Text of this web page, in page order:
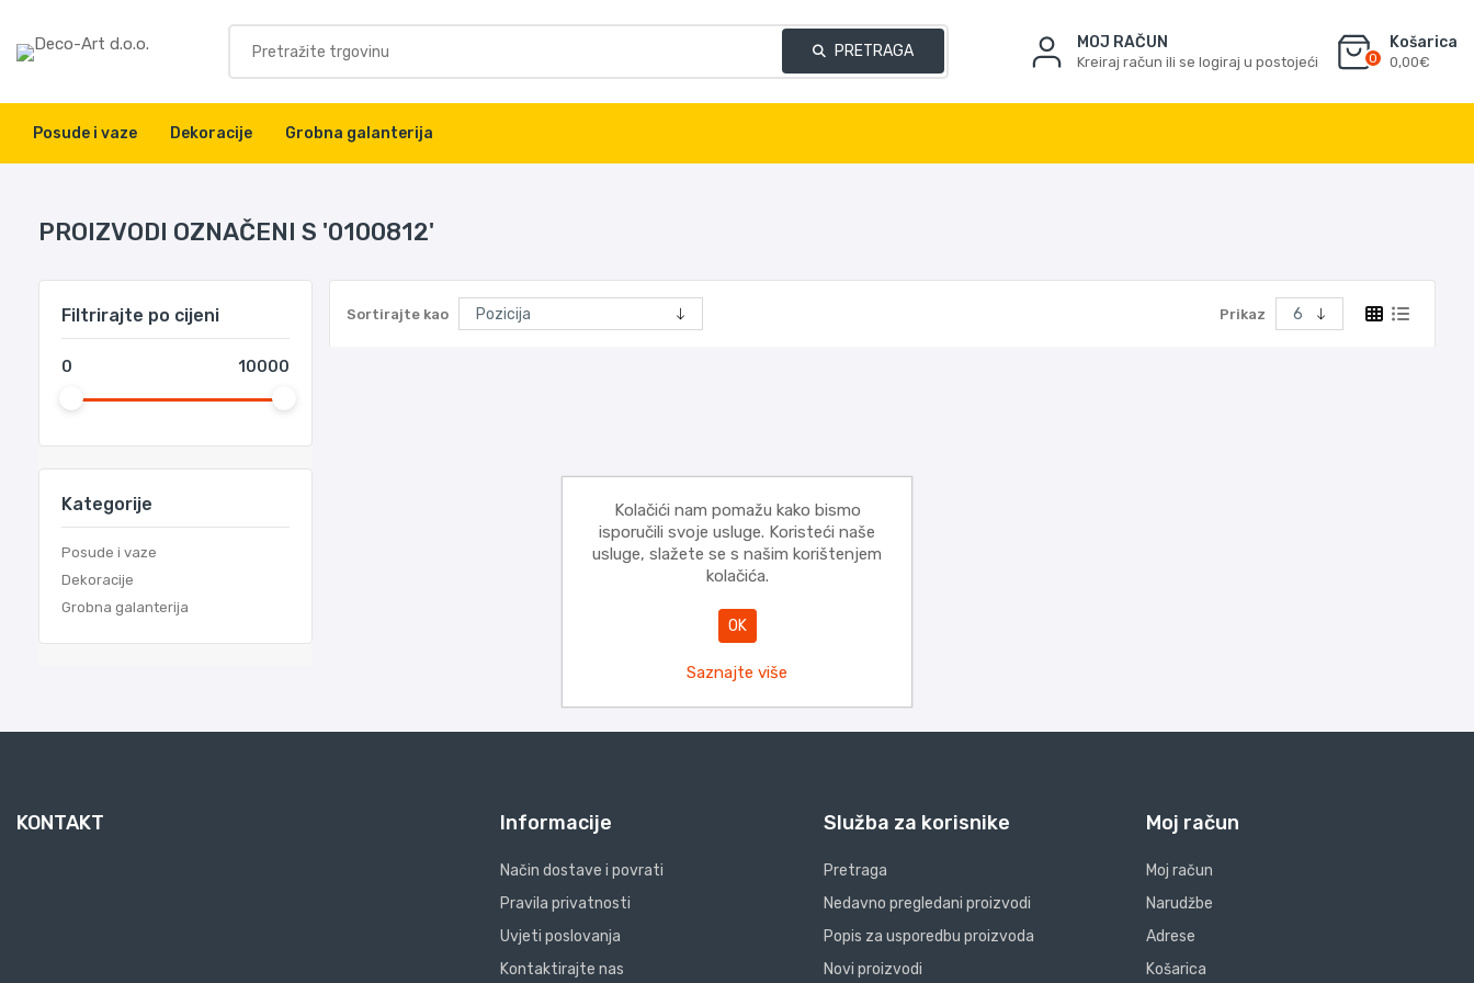
MOJ RAČUN
Kreiraj račun ili se logiraj u postojeći 0
Košarica
0,00€
PRETRAGA
Posude i vaze Dekoracije Grobna galanterija
PROIZVODI OZNAČENI S '0100812'
Filtrirajte po cijeni
0 10000
Kategorije
Posude i vaze
Dekoracije
Grobna galanterija
Sortirajte kao Prikaz
KONTAKT Informacije
Način dostave i povrati
Pravila privatnosti
Uvjeti poslovanja
Kontaktirajte nas
Služba za korisnike
Pretraga
Nedavno pregledani proizvodi
Popis za usporedbu proizvoda
Novi proizvodi
Moj račun
Moj račun
Narudžbe
Adrese
Košarica
Kolačići nam pomažu kako bismo
isporučili svoje usluge. Koristeći naše
usluge, slažete se s našim korištenjem
kolačića.
OK
Saznajte više